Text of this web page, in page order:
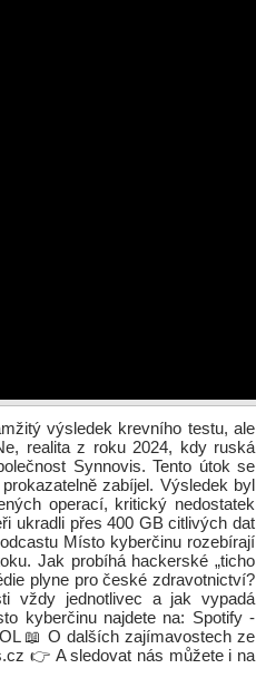
výsledek krevního testu, ale
realita z roku 2024, kdy ruská
Synnovis. Tento útok se
zabíjel. Výsledek byl
operací, kritický nedostatek
ukradli přes 400 GB citlivých dat
Místo kyberčinu rozebírají
Jak probíhá hackerské „ticho
plyne pro české zdravotnictví?
vždy jednotlivec a jak vypadá
kyberčinu najdete na: Spotify -
📖 O dalších zajímavostech ze
👉 A sledovat nás můžete i na